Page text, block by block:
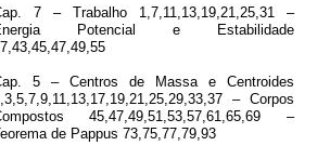
7 – Trabalho 1,7,11,13,19,21,25,31 –
Potencial e Estabilidade
5 – Centros de Massa e Centroides
– Corpos
45,47,49,51,53,57,61,65,69 –
de Pappus 73,75,77,79,93